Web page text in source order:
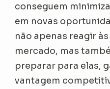
conseguem
em novas
não apenas reagir
mercado, mas
preparar para elas,
vantagem